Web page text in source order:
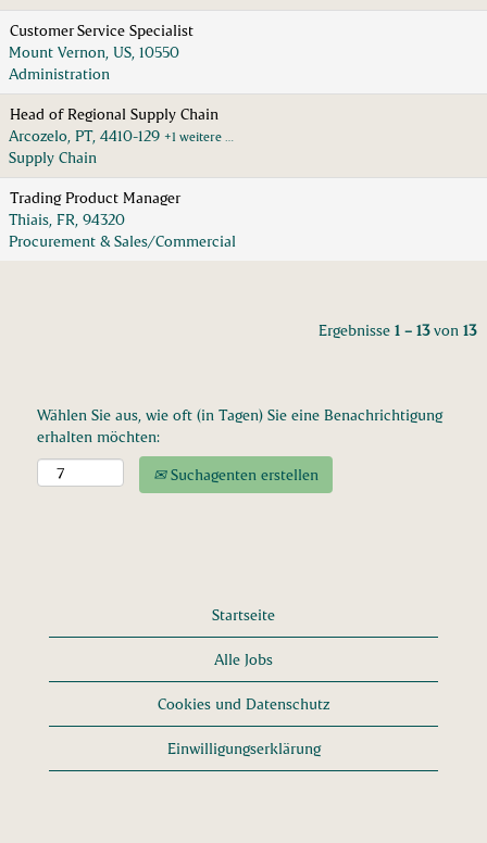
Customer Service Specialist
Mount Vernon, US, 10550
Administration
Head of Regional Supply Chain
Arcozelo, PT, 4410-129 +1 weitere …
Supply Chain
Trading Product Manager
Thiais, FR, 94320
Procurement & Sales/Commercial
Ergebnisse 1 – 13von 13
Wählen Sie aus, wie oft (in Tagen) Sie eine Benachrichtigung
erhalten möchten:
Suchagenten erstellen
Startseite
Alle Jobs
Cookies und Datenschutz
Einwilligungserklärung